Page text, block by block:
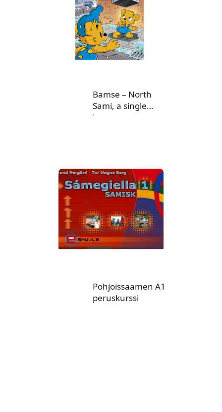
Bamse – North
Sami, a single
issue
Pohjoissaamen A1
peruskurssi